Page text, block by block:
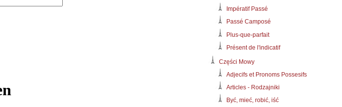
Impératif Passé
Passé Camposé
Plus-que-parfait
Présent de l'indicatif
Części Mowy
Adjecifs et Pronoms Possesifs
Articles - Rodzajniki
Być, mieć, robić, iść